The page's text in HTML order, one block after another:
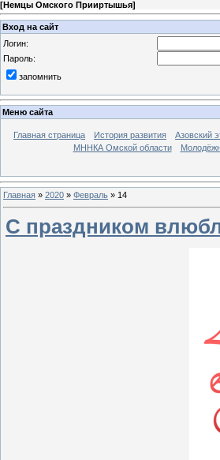
[Немцы Омского Прииртышья]
Вход на сайт
Логин:
Пароль:
запомнить
Меню сайта
Главная страница История развития Азовский
МННКА Омской области
Главная » 2020 » Февраль » 14
С праздником